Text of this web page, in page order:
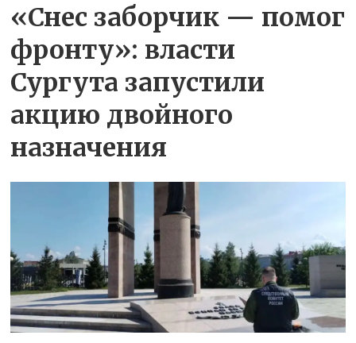
«Снес заборчик — помог
фронту»: власти
Сургута запустили
акцию двойного
назначения